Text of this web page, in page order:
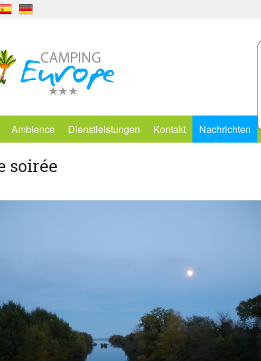
Ambience Dienstleistungen Kontakt Nachrichten
soirée